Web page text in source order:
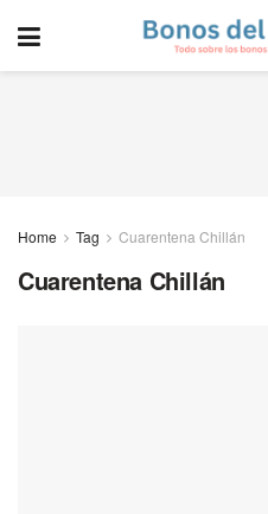
Home Tag Cuarentena Chillán
Cuarentena Chillán